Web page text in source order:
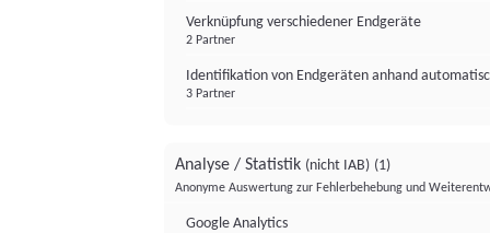
Verknüpfung verschiedener Endgeräte
2 Partner
Identifikation von Endgeräten anhand
3 Partner
Analyse / Statistik (nicht IAB) (1)
Anonyme Auswertung zur Fehlerbehebung und
Google Analytics